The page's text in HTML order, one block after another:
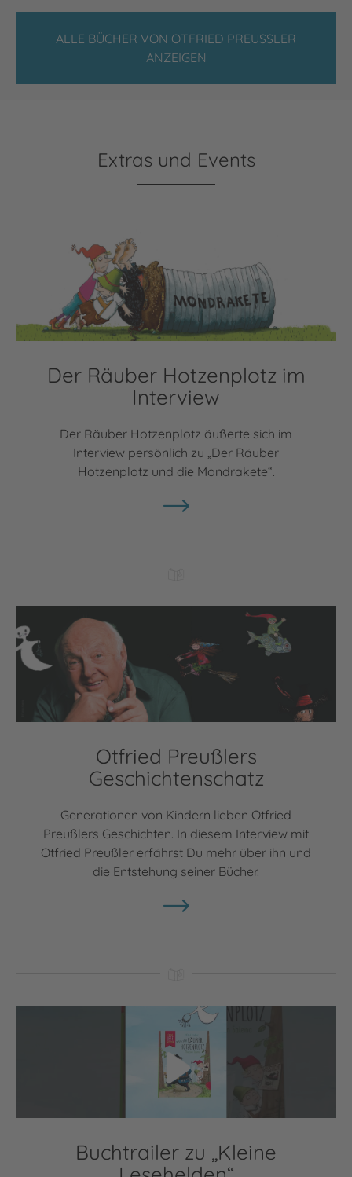
ALLE BÜCHER VON OTFRIED PREUSSLER A
NZEIGEN
Extras und Events
Der Räuber Hotzenplotz im
Interview
Der Räuber Hotzenplotz äußerte sich im
Interview persönlich zu „Der Räuber
Hotzenplotz und die Mondrakete“.
Otfried Preußlers
Geschichtenschatz
Generationen von Kindern lieben Otfried
Preußlers Geschichten. In diesem Interview mit
Otfried Preußler erfährst Du mehr über ihn und
die Entstehung seiner Bücher.
Buchtrailer zu „Kleine